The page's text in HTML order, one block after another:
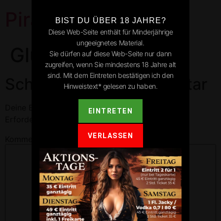
Pirates Park
Glue
Schreibe einen Kommentar
Deine E-Mail-Adresse wird nicht veröffentlicht.
BIST DU ÜBER 18 JAHRE?
Diese Web-Seite enthält für Minderjährige
ungeeignetes Material.
Sie dürfen auf diese Web-Seite nur dann
zugreifen, wenn Sie mindestens 18 Jahre alt
sind. Mit dem Eintreten bestätigen ich den
Hinweistext* gelesen zu haben.
EINTRETEN
VERLASSEN